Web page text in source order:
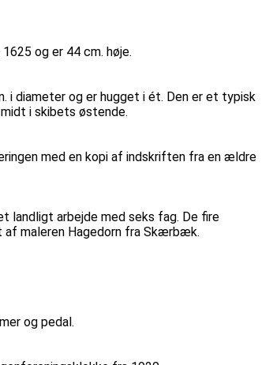
og er 44 cm. høje.
i diameter og er hugget i ét. Den er et typisk
i skibets østende.
med en kopi af indskriften fra en ældre
landligt arbejde med seks fag. De fire
af maleren Hagedorn fra Skærbæk.
og pedal.